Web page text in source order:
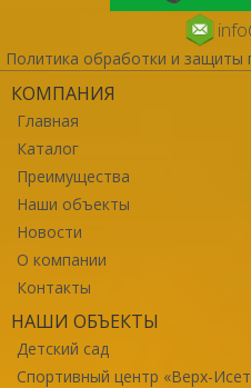
Политика обработки и защиты
КОМПАНИЯ
Главная
Каталог
Преимущества
Наши объекты
Новости
О компании
Контакты
НАШИ ОБЪЕКТЫ
Детский сад
Спортивный центр «Верх-